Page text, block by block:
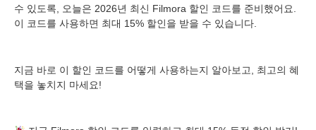
수 있도록, 오늘은 2026년 최신 Filmora 할인 코드를 준비했어요.
이 코드를 사용하면 최대 15% 할인을 받을 수 있습니다.
지금 바로 이 할인 코드를 어떻게 사용하는지 알아보고, 최고의 혜
택을 놓치지 마세요!